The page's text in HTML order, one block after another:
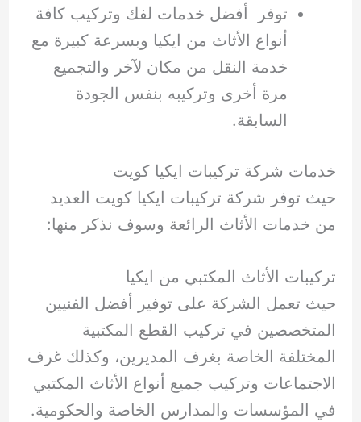
توفر أفضل خدمات لفك وتركيب كافة
أنواع الأثاث من ايكيا وبسرعة كبيرة مع
خدمة النقل من مكان لآخر والتجميع
مرة أخرى وتركيبه بنفس الجودة
السابقة.
خدمات شركة تركيبات ايكيا كويت
حيث توفر شركة تركيبات ايكيا كويت العديد
من خدمات الأثاث الرائعة وسوف نذكر منها:
تركيبات الأثاث المكتبي من ايكيا
حيث تعمل الشركة على توفير أفضل الفنيين
المتخصصين في تركيب القطع المكتبية
المختلفة الخاصة بغرف المديرين، وكذلك غرف
الاجتماعات وتركيب جميع أنواع الأثاث المكتبي
في المؤسسات والمدارس الخاصة والحكومية.